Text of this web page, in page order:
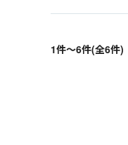
1件～6件(全6件)